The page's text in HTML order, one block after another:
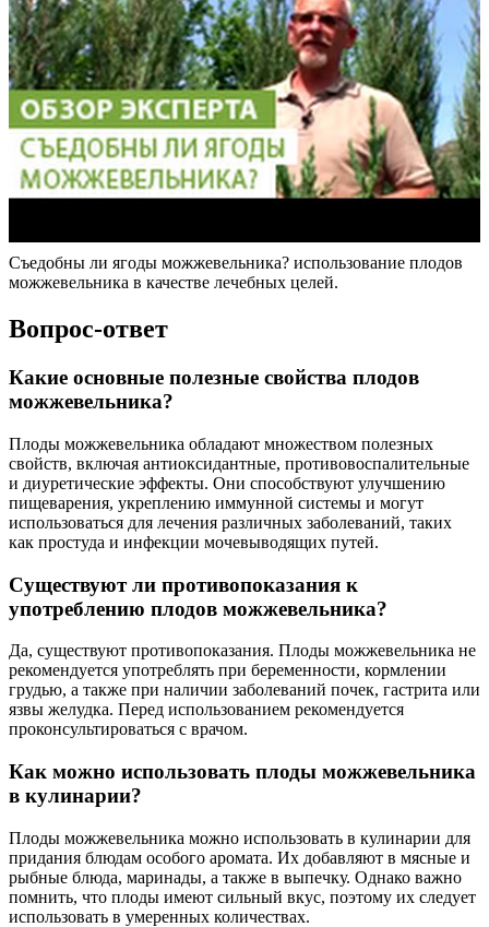
Съедобны ли ягоды можжевельника? использование плодов
можжевельника в качестве лечебных целей.
Вопрос-ответ
Какие основные полезные свойства плодов
можжевельника?
Плоды можжевельника обладают множеством полезных
свойств, включая антиоксидантные, противовоспалительные
и диуретические эффекты. Они способствуют улучшению
пищеварения, укреплению иммунной системы и могут
использоваться для лечения различных заболеваний, таких
как простуда и инфекции мочевыводящих путей.
Существуют ли противопоказания к
употреблению плодов можжевельника?
Да, существуют противопоказания. Плоды можжевельника не
рекомендуется употреблять при беременности, кормлении
грудью, а также при наличии заболеваний почек, гастрита или
язвы желудка. Перед использованием рекомендуется
проконсультироваться с врачом.
Как можно использовать плоды можжевельника
в кулинарии?
Плоды можжевельника можно использовать в кулинарии для
придания блюдам особого аромата. Их добавляют в мясные и
рыбные блюда, маринады, а также в выпечку. Однако важно
помнить, что плоды имеют сильный вкус, поэтому их следует
использовать в умеренных количествах.